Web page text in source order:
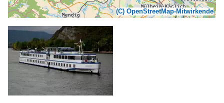
(C) OpenStreetMap-Mitwirkende